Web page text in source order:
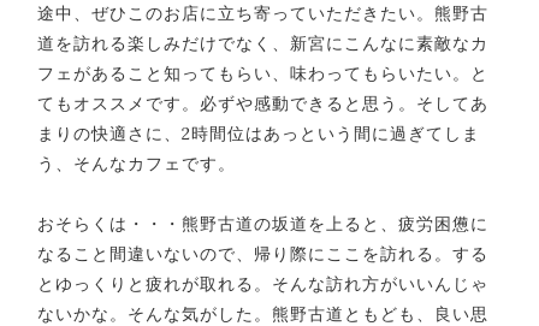
途中、ぜひこのお店に立ち寄っていただきたい。熊野古
道を訪れる楽しみだけでなく、新宮にこんなに素敵なカ
フェがあること知ってもらい、味わってもらいたい。と
てもオススメです。必ずや感動できると思う。そしてあ
まりの快適さに、2時間位はあっという間に過ぎてしま
う、そんなカフェです。
おそらくは・・・熊野古道の坂道を上ると、疲労困憊に
なること間違いないので、帰り際にここを訪れる。する
とゆっくりと疲れが取れる。そんな訪れ方がいいんじゃ
ないかな。そんな気がした。熊野古道ともども、良い思